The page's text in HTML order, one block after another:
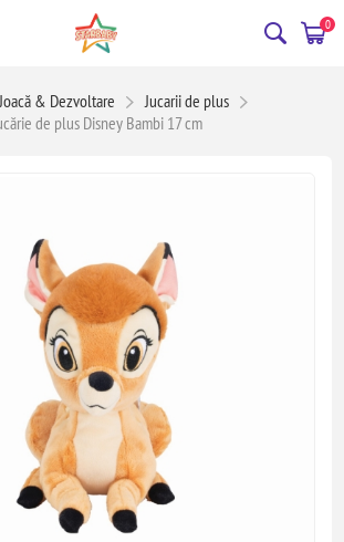
0
& Dezvoltare
Jucarii de plus
de plus Disney Bambi 17 cm